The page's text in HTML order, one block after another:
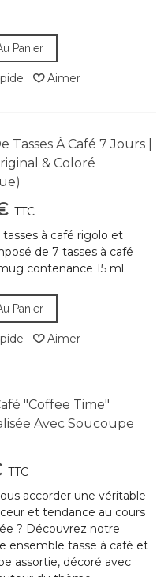
Panier
Aimer
Tasses À Café 7 Jours |
& Coloré
TTC
tasses à café rigolo et
de 7 tasses à café
contenance 15 ml.
Panier
Aimer
"Coffee Time"
Avec Soucoupe
TTC
accorder une véritable
et tendance au cours
? Découvrez notre
ensemble tasse à café et
assortie, décoré avec